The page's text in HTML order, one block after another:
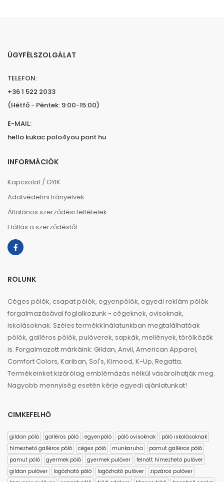
ÜGYFÉLSZOLGÁLAT
TELEFON:
+36 1 522 2033
(Hétfő - Péntek: 9:00-15:00)
E-MAIL:
hello kukac polo4you pont hu
INFORMÁCIÓK
Kapcsolat / GYIK
Adatvédelmi Irányelvek
Általános szerződési feltételek
Elállás a szerződéstől
RÓLUNK
Céges pólók, csapat pólók, egyenpólók, egyedi reklám pólók
forgalmazásával foglalkozunk - cégeknek, ovisoknak,
iskolásoknak. Széles termékkínálatunkban megtalálhatóak
pólók, galléros pólók, pulóverek, sapkák, mellények, törölközők
is. Forgalmazott márkáink: Gildan, Anvil, American Apparel,
Comfort Colors, Kariban, Sol's, Kimood, K-Up, Regatta.
Termékeinket kizárólag emblémázás nélkül vásárolhatják meg.
Nagyobb mennyiség esetén kérje egyedi ajánlatunkat!
CIMKEFELHŐ
gildan póló galléros póló egyenpóló póló ovisoknak
póló iskolásoknak
hímezhető galléros póló
céges póló munkaruha
pamut galléros póló
pamut póló
gyermek póló gyermek pulóver
felnőtt hímezhető pulóver
gildan pulóver
logózható póló logózható pulóver
zipzáros pulóver